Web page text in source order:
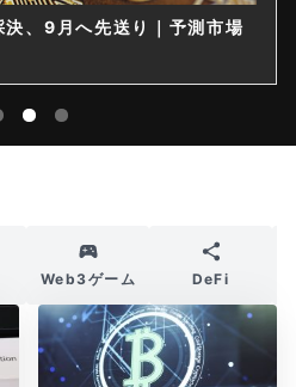
月へ先送り｜予測市場
Web3ゲーム DeFi